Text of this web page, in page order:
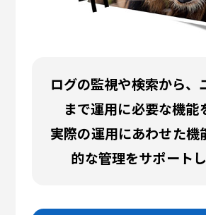
ログの監視や検索から、
まで運用に必要な機能
実際の運用にあわせた機
的な管理をサポートし